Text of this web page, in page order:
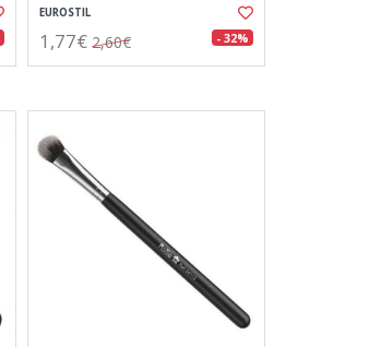
EUROSTIL
1,77€ 2,60€ - 32%